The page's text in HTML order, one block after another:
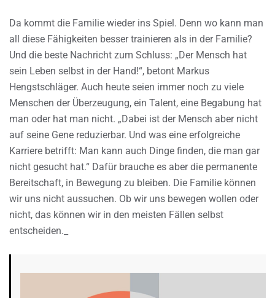
Da kommt die Familie wieder ins Spiel. Denn wo kann man
all diese Fähigkeiten besser trainieren als in der Familie?
Und die beste Nachricht zum Schluss: „Der Mensch hat
sein Leben selbst in der Hand!“, betont Markus
Hengstschläger. Auch heute seien immer noch zu viele
Menschen der Überzeugung, ein Talent, eine Begabung hat
man oder hat man nicht. „Dabei ist der Mensch aber nicht
auf seine Gene reduzierbar. Und was eine erfolgreiche
Karriere betrifft: Man kann auch Dinge finden, die man gar
nicht gesucht hat.“ Dafür brauche es aber die permanente
Bereitschaft, in Bewegung zu bleiben. Die Familie können
wir uns nicht aussuchen. Ob wir uns bewegen wollen oder
nicht, das können wir in den meisten Fällen selbst
entscheiden._